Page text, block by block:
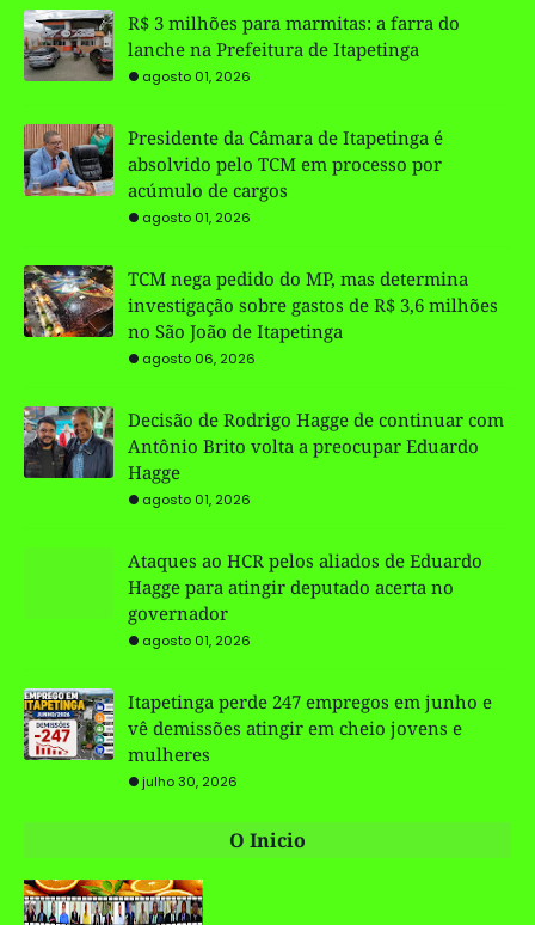
R$ 3 milhões para marmitas: a farra do
lanche na Prefeitura de Itapetinga
agosto 01, 2026
Presidente da Câmara de Itapetinga é
absolvido pelo TCM em processo por
acúmulo de cargos
agosto 01, 2026
TCM nega pedido do MP, mas determina
investigação sobre gastos de R$ 3,6 milhões
no São João de Itapetinga
agosto 06, 2026
Decisão de Rodrigo Hagge de continuar com
Antônio Brito volta a preocupar Eduardo
Hagge
agosto 01, 2026
Ataques ao HCR pelos aliados de Eduardo
Hagge para atingir deputado acerta no
governador
agosto 01, 2026
Itapetinga perde 247 empregos em junho e
vê demissões atingir em cheio jovens e
mulheres
julho 30, 2026
O Inicio